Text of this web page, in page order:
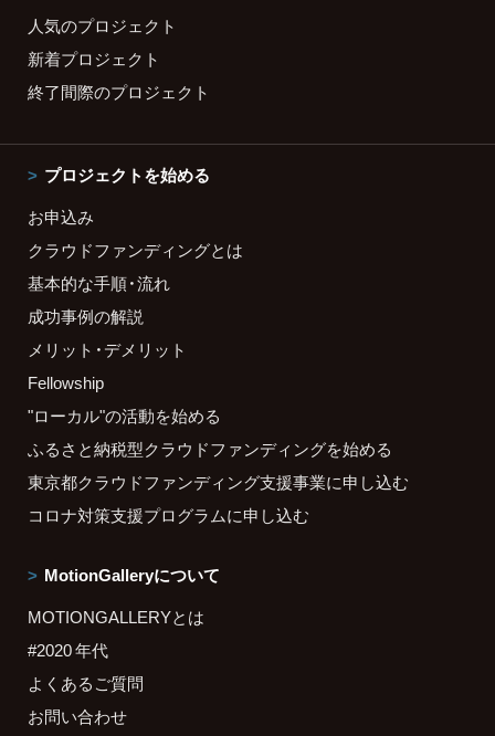
人気のプロジェクト
新着プロジェクト
終了間際のプロジェクト
プロジェクトを始める
お申込み
クラウドファンディングとは
基本的な手順・流れ
成功事例の解説
メリット・デメリット
Fellowship
"ローカル"の活動を始める
ふるさと納税型クラウドファンディングを始める
東京都クラウドファンディング支援事業に申し込む
コロナ対策支援プログラムに申し込む
MotionGalleryについて
MOTIONGALLERYとは
#2020 年代
よくあるご質問
お問い合わせ